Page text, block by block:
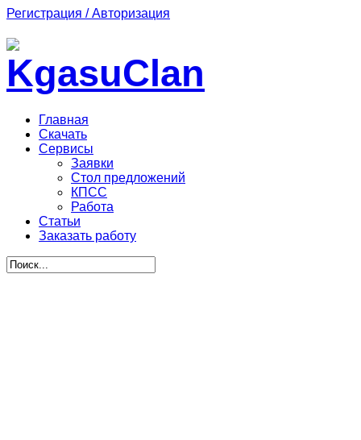
Регистрация / Авторизация
Главная
Скачать
Сервисы
Заявки
Стол предложений
КПСС
Работа
Статьи
Заказать работу